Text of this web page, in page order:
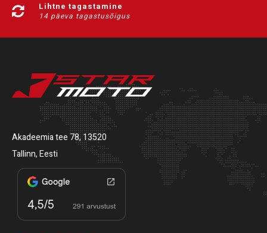
Lihtne tagastamine
14 päeva tagastusõigus
Akadeemia tee 78, 13520
Tallinn, Eesti